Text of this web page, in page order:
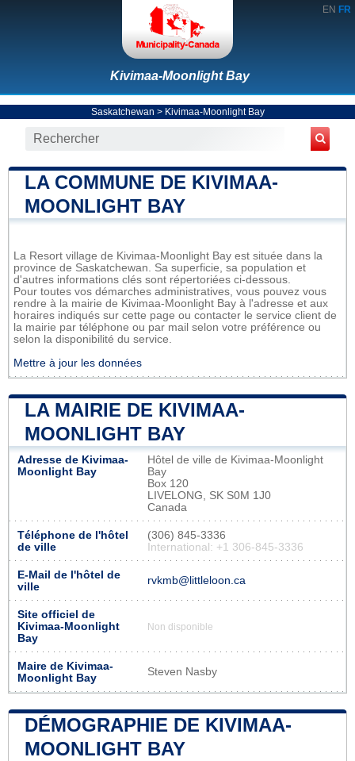
EN FR
Kivimaa-Moonlight Bay
Saskatchewan > Kivimaa-Moonlight Bay
LA COMMUNE DE KIVIMAA-
MOONLIGHT BAY
La Resort village de Kivimaa-Moonlight Bay est située dans la
province de Saskatchewan. Sa superficie, sa population et
d'autres informations clés sont répertoriées ci-dessous.
Pour toutes vos démarches administratives, vous pouvez vous
rendre à la mairie de Kivimaa-Moonlight Bay à l'adresse et aux
horaires indiqués sur cette page ou contacter le service client de
la mairie par téléphone ou par mail selon votre préférence ou
selon la disponibilité du service.
Mettre à jour les données
LA MAIRIE DE KIVIMAA-
MOONLIGHT BAY
Adresse de Kivimaa-
Moonlight Bay
Hôtel de ville de Kivimaa-Moonlight
Bay
Box 120
LIVELONG, SK S0M 1J0
Canada
Téléphone de l'hôtel
de ville
(306) 845-3336
International: +1 306-845-3336
E-Mail de l'hôtel de
ville
rvkmb@littleloon.ca
Site officiel de
Kivimaa-Moonlight
Bay
Non disponible
Maire de Kivimaa-
Moonlight Bay
Steven Nasby
DÉMOGRAPHIE DE KIVIMAA-
MOONLIGHT BAY